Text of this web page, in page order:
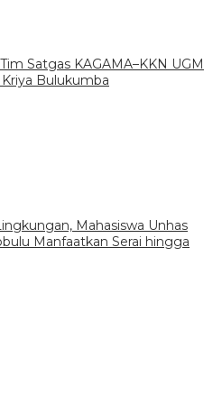
Satgas KAGAMA–KKN UGM
Bulukumba
Mahasiswa Unhas
Manfaatkan Serai hingga